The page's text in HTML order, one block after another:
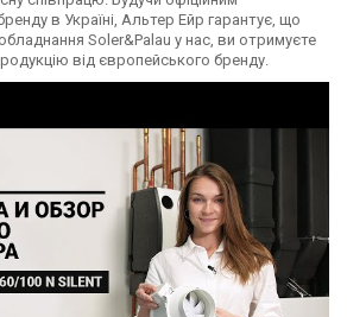
в Україні, Альтер Ейр гарантує, що
Soler&Palau у нас, ви отримуєте
від європейського бренду.